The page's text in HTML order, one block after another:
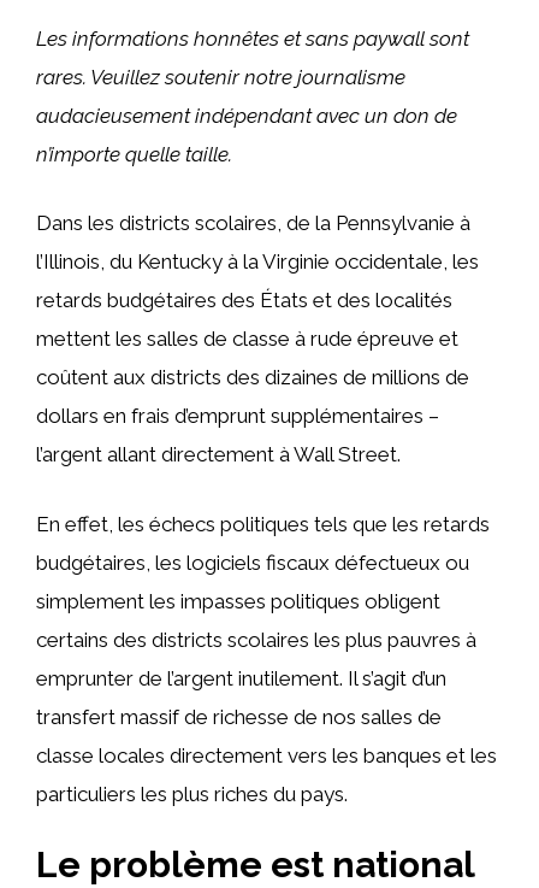
Les informations honnêtes et sans paywall sont
rares. Veuillez soutenir notre journalisme
audacieusement indépendant avec un don de
n’importe quelle taille.
Dans les districts scolaires, de la Pennsylvanie à
l’Illinois, du Kentucky à la Virginie occidentale, les
retards budgétaires des États et des localités
mettent les salles de classe à rude épreuve et
coûtent aux districts des dizaines de millions de
dollars en frais d’emprunt supplémentaires –
l’argent allant directement à Wall Street.
En effet, les échecs politiques tels que les retards
budgétaires, les logiciels fiscaux défectueux ou
simplement les impasses politiques obligent
certains des districts scolaires les plus pauvres à
emprunter de l’argent inutilement. Il s’agit d’un
transfert massif de richesse de nos salles de
classe locales directement vers les banques et les
particuliers les plus riches du pays.
Le problème est national